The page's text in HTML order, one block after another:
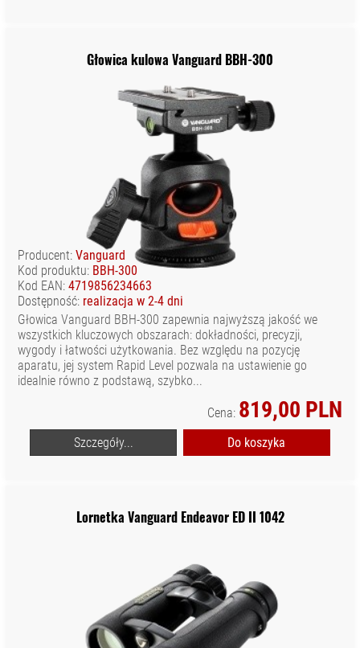
Głowica kulowa Vanguard BBH-300
Producent: Vanguard
Kod produktu: BBH-300
Kod EAN: 4719856234663
Dostępność: realizacja w 2-4 dni
Głowica Vanguard BBH-300 zapewnia najwyższą jakość we
wszystkich kluczowych obszarach: dokładności, precyzji,
wygody i łatwości użytkowania. Bez względu na pozycję
aparatu, jej system Rapid Level pozwala na ustawienie go
idealnie równo z podstawą, szybko...
Cena: 819,00 PLN
Szczegóły... Do koszyka
Lornetka Vanguard Endeavor ED II 1042